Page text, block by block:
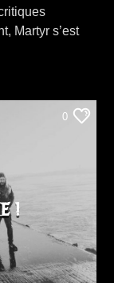
Martyr s’est
0
!